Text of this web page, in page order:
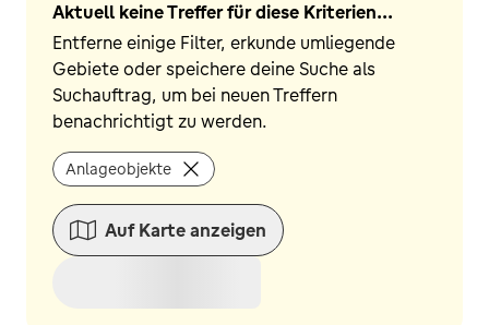
Aktuell keine Treffer für diese Kriterien...
Entferne einige Filter, erkunde umliegende
Gebiete oder speichere deine Suche als
Suchauftrag, um bei neuen Treffern
benachrichtigt zu werden.
Anlageobjekte
Auf Karte anzeigen